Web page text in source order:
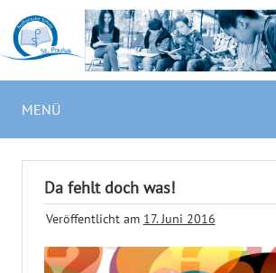
MENÜ
Da fehlt doch was!
Veröffentlicht am 17. Juni 2016